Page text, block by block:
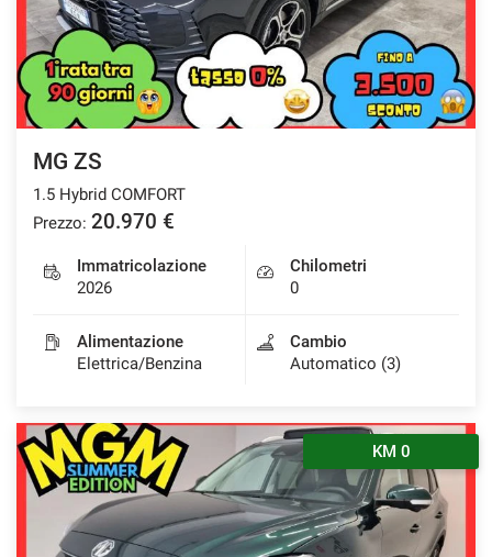
MG ZS
1.5 Hybrid COMFORT
Prezzo: 20.970 €
Immatricolazione
2026
Chilometri
0
Alimentazione
Elettrica/Benzina
Cambio
Automatico (3)
KM 0